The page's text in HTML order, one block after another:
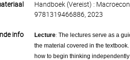
Handboek (Vereist) :
9781319466886, 2023
info Lecture: The lectures serve as a
the material covered in the
how to begin thinking